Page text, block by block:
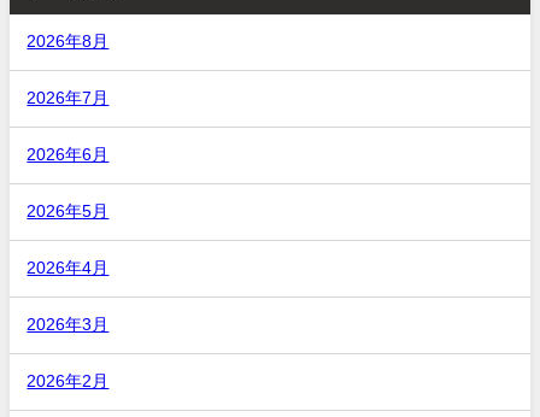
2026年8月
2026年7月
2026年6月
2026年5月
2026年4月
2026年3月
2026年2月